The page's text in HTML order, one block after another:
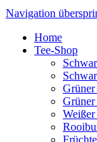
Navigation
Home
Tee-Shop
Grüner
Grüner